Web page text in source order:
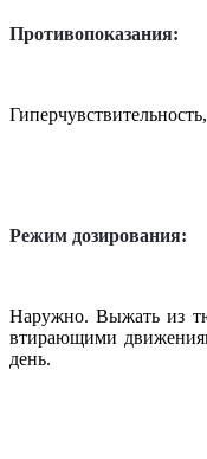
Противопоказания:
Режим дозирования:
Наружно. Выжать из
втирающими
день.